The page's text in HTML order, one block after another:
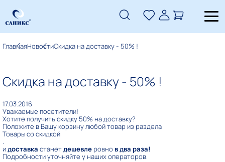
ГлавнаяНовостиСкидка на доставку - 50% !
Скидка на доставку - 50% !
17.03.2016
Уважаемые посетители!
Хотите получить скидку 50% на доставку?
Положите в Вашу корзину любой товар из раздела
Товары со скидкой
.
идоставка станетдешевле ровно в два раза!
Подробности уточняйте у наших операторов.